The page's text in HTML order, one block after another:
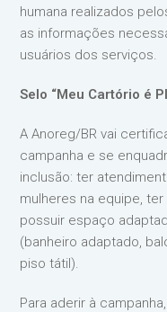
humana realizados
as informações
usuários dos serviços.
Selo “Meu Cartório é
A Anoreg/BR vai
campanha e se
inclusão: ter
mulheres na equipe,
possuir espaço
(banheiro adaptado,
piso tátil).
Para aderir à